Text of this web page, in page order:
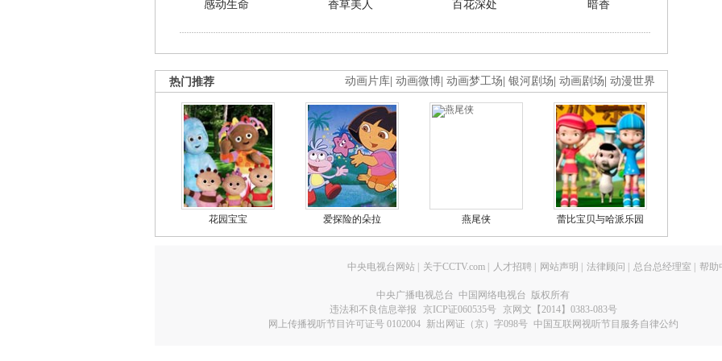
感动生命 香草美人 百花深处 暗香
动画片库 动画微博 动画梦工场 银河剧场 动画剧场 动漫世界
热门推荐
花园宝宝 爱探险的朵拉 燕尾侠 蕾比宝贝与哈派乐园
中央电视台网站 关于CCTV.com 人才招聘 网站声明 法律顾问 总台总经理室 帮助
中央广播电视总台 中国网络电视台 版权所有
违法和不良信息举报
京ICP证060535号
京网文【2014】0383-083号
网上传播视听节目许可证号 0102004 新出网证（京）字098号 中国互联网视听节目服务自律公约